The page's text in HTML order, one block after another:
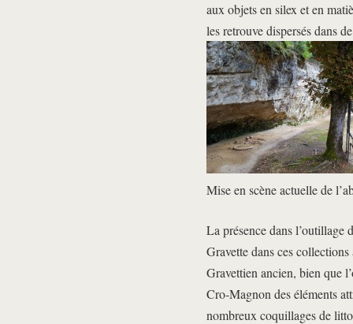
aux objets en silex et en
les retrouve dispersés dans
Mise en scène actuelle de
La présence dans l’outillage
Gravette dans ces
Gravettien ancien, bien que
Cro-Magnon des éléments
nombreux coquillages de